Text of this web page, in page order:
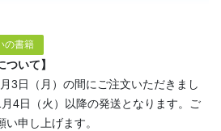
の書籍
ついて】
3日（月）の間にご注文いただきまし
4日（火）以降の発送となります。ご
申し上げます。